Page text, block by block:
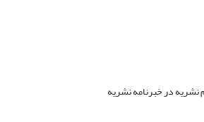
نشریه در خبرنامه نشریه